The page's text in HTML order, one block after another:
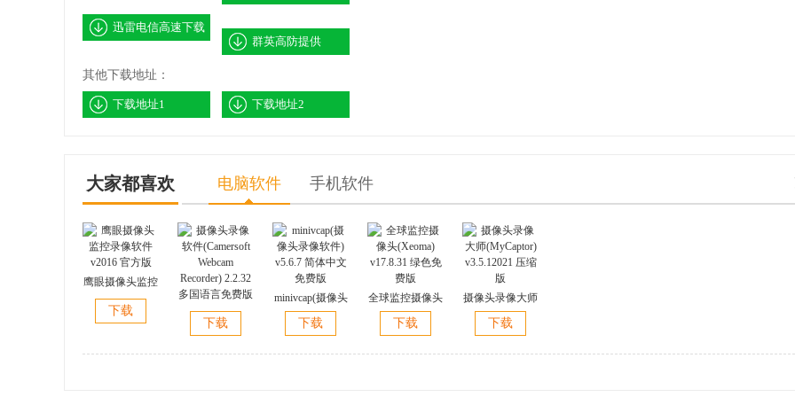
迅雷电信高速下载
群英高防提供
其他下载地址：
下载地址1 下载地址2
大家都喜欢 电脑软件 手机软件
鹰眼摄像头监控
录像软件 v2016
官方版
下载
摄像头录像软件
(Camersoft
下载
minivcap(摄像头
录像软件) v5.6.7
简体中文免费版
下载
全球监控摄像头
(Xeoma)
v17.8.31 绿色免
下载
摄像头录像大师
(MyCaptor)
v3.5.12021 压缩
下载